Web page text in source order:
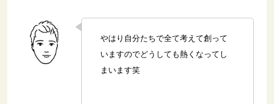
やはり自分たちで全て考えて創って
いますのでどうしても熱くなってし
まいます笑